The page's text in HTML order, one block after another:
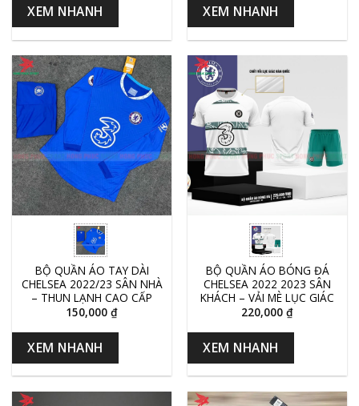
XEM NHANH XEM NHANH
BỘ QUẦN ÁO TAY DÀI
CHELSEA 2022/23 SÂN NHÀ
– THUN LẠNH CAO CẤP
150,000 ₫
XEM NHANH
BỘ QUẦN ÁO BÓNG ĐÁ
CHELSEA 2022 2023 SÂN
KHÁCH – VẢI MÈ LỤC GIÁC
220,000 ₫
XEM NHANH